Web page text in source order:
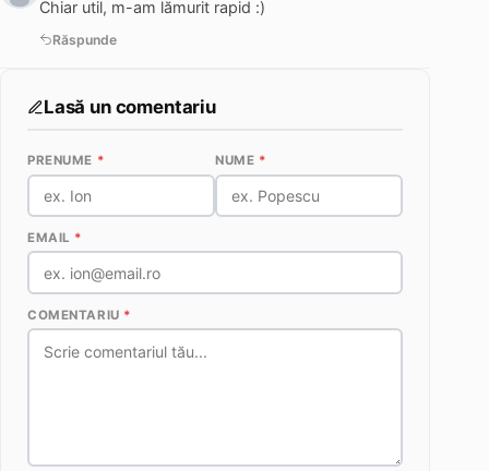
Chiar util, m-am lămurit rapid :)
Răspunde
Lasă un comentariu
PRENUME * NUME *
EMAIL *
COMENTARIU *